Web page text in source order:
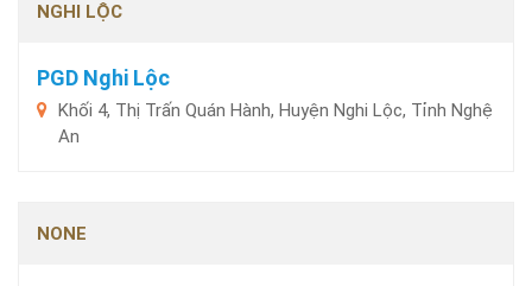
NGHI LỘC
PGD Nghi Lộc
Khối 4, Thị Trấn Quán Hành, Huyện Nghi Lộc, Tỉnh Nghệ
An
NONE